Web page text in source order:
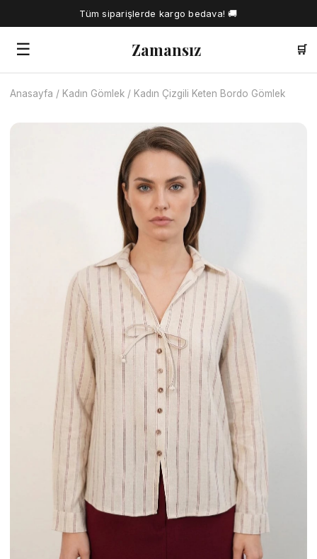
Tüm siparişlerde kargo bedava! 🚚
☰ Zamansız 🛒
🔍
Kadın İkili Takım
Kadın Ceket
Kadın Pantolon
Anasayfa / Kadın Gömlek / Kadın Çizgili Keten Bordo Gömlek